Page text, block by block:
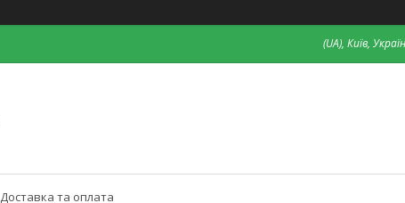
(UA), Київ,
Доставка та оплата